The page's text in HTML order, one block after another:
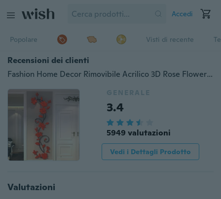
Accedi
Popolare Visti di recente
Recensioni dei clienti
Fashion Home Decor Rimovibile Acrilico 3D Rose Flower Wall Sticker Vinyl Art DIY Decal
GENERALE
3.4
5949 valutazioni
Vedi i Dettagli Prodotto
Valutazioni